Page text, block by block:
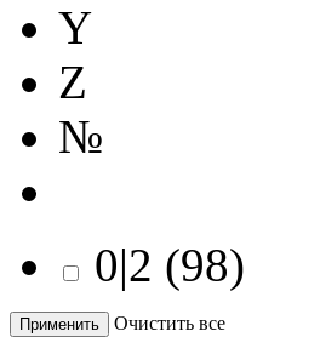
Y
Z
№
0|2 (98)
Применить Очистить все